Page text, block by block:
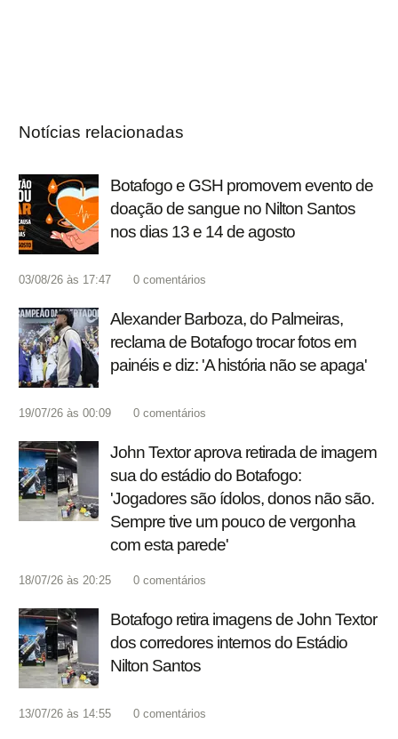
Notícias relacionadas
Botafogo e GSH promovem evento de
doação de sangue no Nilton Santos
nos dias 13 e 14 de agosto
03/08/26 às 17:47 0 comentários
Alexander Barboza, do Palmeiras,
reclama de Botafogo trocar fotos em
painéis e diz: 'A história não se apaga'
19/07/26 às 00:09 0 comentários
John Textor aprova retirada de imagem
sua do estádio do Botafogo:
'Jogadores são ídolos, donos não são.
Sempre tive um pouco de vergonha
com esta parede'
18/07/26 às 20:25 0 comentários
Botafogo retira imagens de John Textor
dos corredores internos do Estádio
Nilton Santos
13/07/26 às 14:55 0 comentários